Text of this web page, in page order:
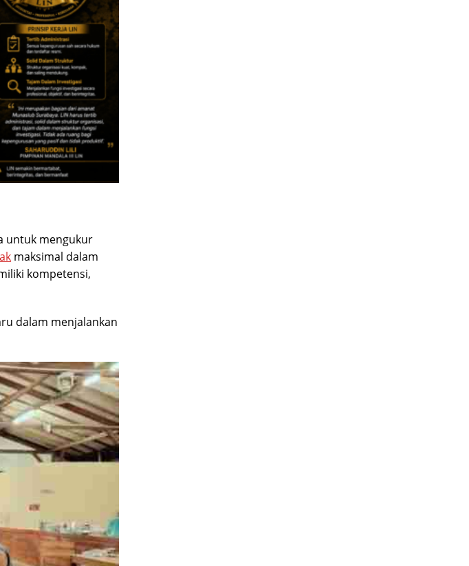
untuk mengukur
maksimal dalam
kompetensi,
dalam menjalankan